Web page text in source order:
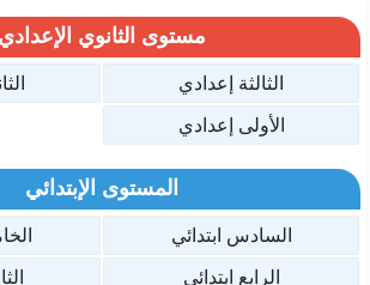
مستوى الثانوي الإعدادي
الثالثة إعدادي
الأولى إعدادي
المستوى الإبتدائي
السادس ابتدائي
الرابع ابتدائي